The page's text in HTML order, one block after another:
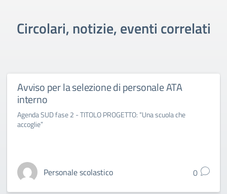
Circolari, notizie, eventi correlati
Avviso per la selezione di personale ATA
interno
Agenda SUD fase 2 - TITOLO PROGETTO: “Una scuola che
accoglie”
Personale scolastico 0